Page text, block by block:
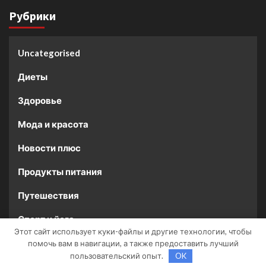
Рубрики
Uncategorised
Диеты
Здоровье
Мода и красота
Новости плюс
Продукты питания
Путешествия
Спорт и йога
Возможно, вы пропустили
Этот сайт использует куки-файлы и другие технологии, чтобы
помочь вам в навигации, а также предоставить лучший
пользовательский опыт.
OK